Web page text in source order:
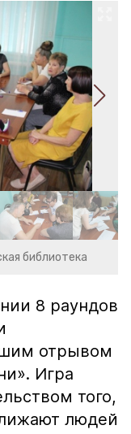
библиотека
8 раундов
отрывом
Игра
того,
людей